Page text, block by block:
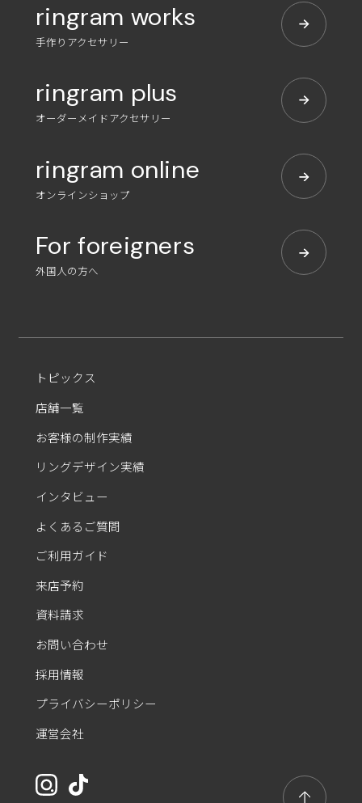
ringram works
手作りアクセサリー
ringram plus
オーダーメイドアクセサリー
ringram online
オンラインショップ
For foreigners
外国人の方へ
トピックス
店舗一覧
お客様の制作実績
リングデザイン実績
インタビュー
よくあるご質問
ご利用ガイド
来店予約
資料請求
お問い合わせ
採用情報
プライバシーポリシー
運営会社